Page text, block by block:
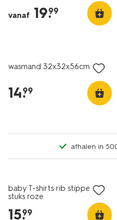
vanaf 19.
99
wasmand 32x32x56cm
14.
99
afhalen in
baby T-shirts rib stippen - 2
stuks roze
15.
99